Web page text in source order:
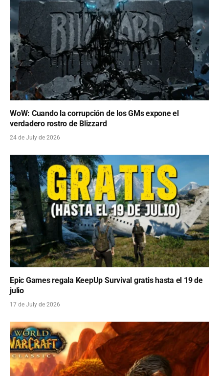
WoW: Cuando la corrupción de los GMs expone el
verdadero rostro de Blizzard
24 de July de 2026
Epic Games regala KeepUp Survival gratis hasta el 19 de
julio
17 de July de 2026